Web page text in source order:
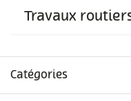
Travaux
Catégories